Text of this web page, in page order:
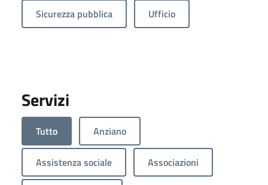
Sicurezza pubblica Ufficio
Servizi
Tutto Anziano
Assistenza sociale Associazioni